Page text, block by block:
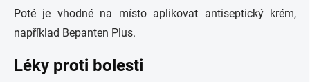
Poté je vhodné na místo aplikovat antiseptický krém,
například Bepanten Plus.
Léky proti bolesti